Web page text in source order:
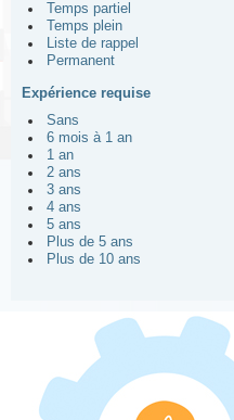
Temps partiel
Temps plein
Liste de rappel
Permanent
Expérience requise
Sans
6 mois à 1 an
1 an
2 ans
3 ans
4 ans
5 ans
Plus de 5 ans
Plus de 10 ans